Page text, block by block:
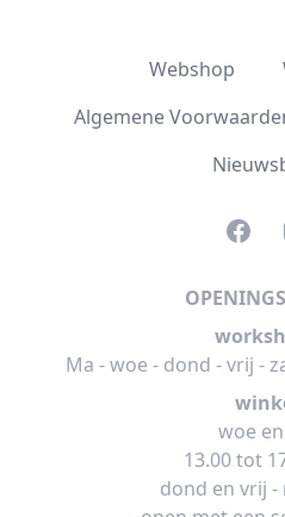
Webshop
Algemene
Ma - woe - dond - vrij -
woe
13.00 tot
dond en vrij -